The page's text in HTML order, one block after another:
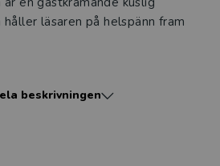
läsaren på helspänn fram
uppskruvad för att
beskrivningen